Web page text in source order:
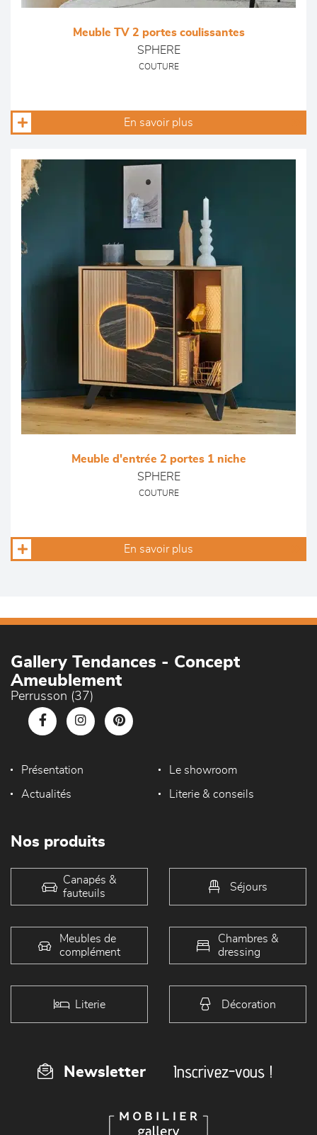
Meuble TV 2 portes coulissantes
SPHERE
COUTURE
En savoir plus
Meuble d'entrée 2 portes 1 niche
SPHERE
COUTURE
En savoir plus
Gallery Tendances - Concept
Ameublement
Perrusson (37)
Présentation Le showroom
Actualités Literie & conseils
Nos produits
Canapés &
fauteuils
Séjours
Meubles de
complément
Chambres &
dressing
Literie Décoration
Newsletter Inscrivez-vous !